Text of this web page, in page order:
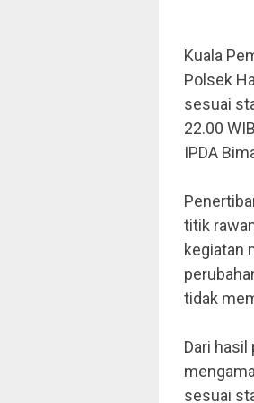
Kuala
Polsek
sesuai
22.00
IPDA
titik
kegiatan
tidak
Dari
sesuai